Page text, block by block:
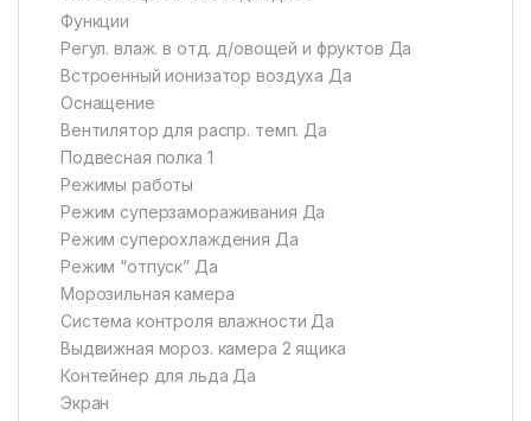
Функции
Регул. влаж. в отд. д/овощей и фруктов Да
Встроенный ионизатор воздуха Да
Оснащение
Вентилятор для распр. темп. Да
Подвесная полка 1
Режимы работы
Режим суперзамораживания Да
Режим суперохлаждения Да
Режим “отпуск” Да
Морозильная камера
Система контроля влажности Да
Выдвижная мороз. камера 2 ящика
Контейнер для льда Да
Экран